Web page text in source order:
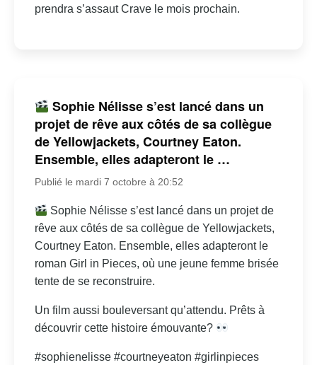
prendra s’assaut Crave le mois prochain.
Sophie Nélisse s’est lancé dans un
projet de rêve aux côtés de sa collègue
de Yellowjackets, Courtney Eaton.
Ensemble, elles adapteront le …
Publié le mardi 7 octobre à 20:52
Sophie Nélisse s’est lancé dans un projet de
rêve aux côtés de sa collègue de Yellowjackets,
Courtney Eaton. Ensemble, elles adapteront le
roman Girl in Pieces, où une jeune femme brisée
tente de se reconstruire.
Un film aussi bouleversant qu’attendu. Prêts à
découvrir cette histoire émouvante?
#sophienelisse #courtneyeaton #girlinpieces